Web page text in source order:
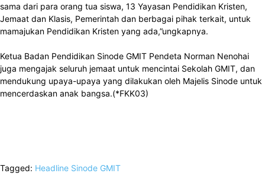
sama dari para orang tua siswa, 13 Yayasan Pendidikan Kristen,
Jemaat dan Klasis, Pemerintah dan berbagai pihak terkait, untuk
mamajukan Pendidikan Kristen yang ada,”ungkapnya.
Ketua Badan Pendidikan Sinode GMIT Pendeta Norman Nenohai
juga mengajak seluruh jemaat untuk mencintai Sekolah GMIT, dan
mendukung upaya-upaya yang dilakukan oleh Majelis Sinode untuk
mencerdaskan anak bangsa.(*FKK03)
Tagged: Headline Sinode GMIT